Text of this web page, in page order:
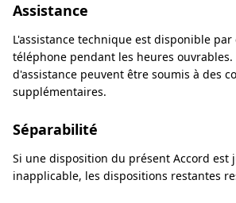
Assistance
L'assistance technique est disponible
téléphone pendant les heures ouvrables.
d'assistance peuvent être soumis à des
supplémentaires.
Séparabilité
Si une disposition du présent Accord est
inapplicable, les dispositions restantes